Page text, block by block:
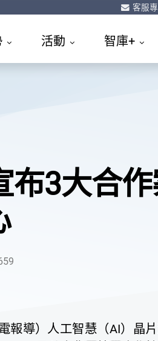
客服
活動 智庫+
布3大合
報導）人工智慧（AI）晶